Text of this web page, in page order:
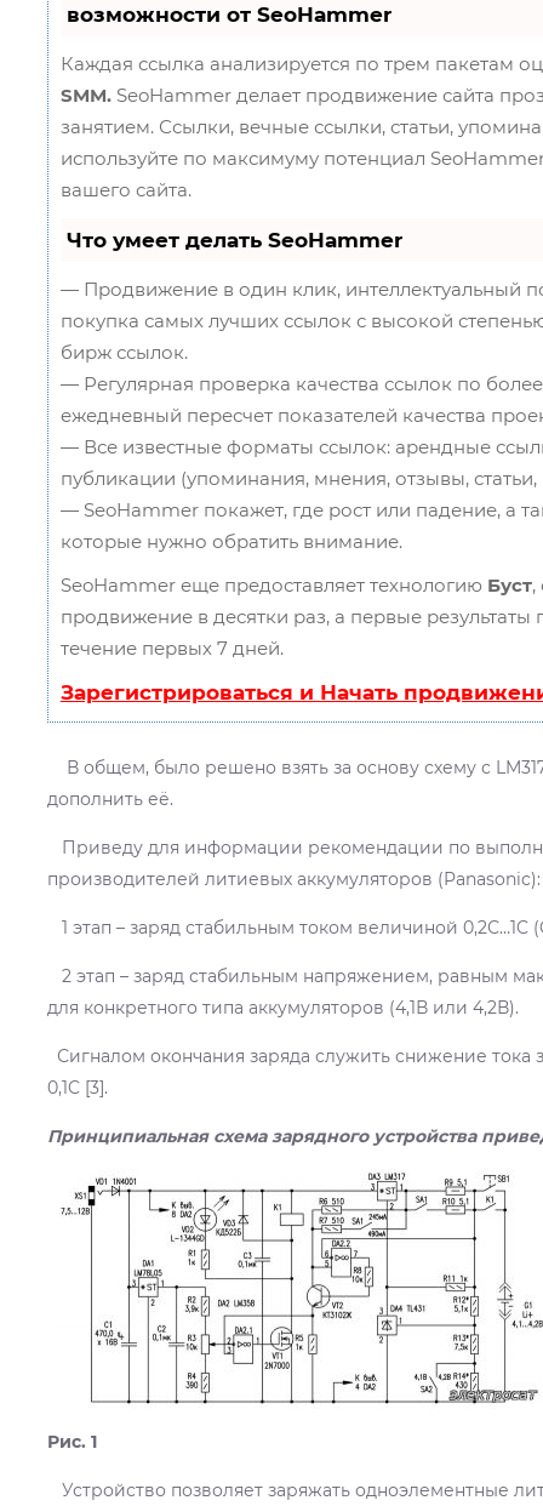
возможности от SeoHammer
Каждая ссылка анализируется по трем пакетам
SMM.SeoHammer делает продвижение сайта
занятием. Ссылки, вечные ссылки, статьи,
используйте по максимуму потенциал
вашего сайта.
Что умеет делать SeoHammer
— Продвижение в один клик, интеллектуальный
покупка самых лучших ссылок с высокой
бирж ссылок.
— Регулярная проверка качества ссылок по
ежедневный пересчет показателей качества
— Все известные форматы ссылок: арендные
публикации (упоминания, мнения, отзывы,
— SeoHammer покажет, где рост или падение, а
которые нужно обратить внимание.
SeoHammer еще предоставляет технологию Буст,
продвижение в десятки раз, а первые результаты
течение первых 7 дней.
Зарегистрироваться и Начать
В общем, было решено взять за основу схему с
дополнить её.
Приведу для информации рекомендации по
производителей литиевых аккумуляторов (Panasonic):
1 этап – заряд стабильным током величиной 0,2С…1C
2 этап – заряд стабильным напряжением, равным
для конкретного типа аккумуляторов (4,1В или 4,2В).
Сигналом окончания заряда служить снижение тока
0,1C [3].
Принципиальная схема зарядного устройства
Рис. 1
Устройство позволяет заряжать одноэлементные